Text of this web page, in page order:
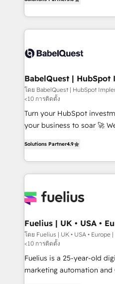
Migration Excellence
Platform Excellence 40+ full-time HubSpot
professionals. 100s of certifications and
Welcome to our Profile! We help
implementation, reports,
training • CRM migration
custom API integrations •
Boutique 'Elite' team of 12 •
Hub, Marketing Hub,
CMS • ISO/IEC 27001:2022,
42001:2023 certified - the
GuardHub: our AI
'𝗖𝗼𝗻𝘁𝗮𝗰𝘁 𝗯𝘂𝘀𝗶𝗻𝗲𝘀𝘀'
𝘴𝘶𝘱𝘦𝘳 𝘳𝘦𝘴𝘱𝘰𝘯𝘴𝘪𝘷𝘦)
BabelQuest |
Consultancy
โดย BabelQuest | HubSpot
<10 การติดตั้ง
Turn your HubSpot
your business to soar 🚀 We’re a team of accredited
implement the platform
environments, optimise
sure you can actually use
for you and execute it on HubSpot.
framework, meaning
HubSpot and vetted by the
can support public sector
other ones listed in our profile. Our
HubSpot implementation - HubSpot CMS website
Solutions Partner4.9
Fuelius | UK • USA •
1998
โดย Fuelius | UK • USA • Europe
<10 การติดตั้ง
Fuelius is a 25-year-old
marketing automation and